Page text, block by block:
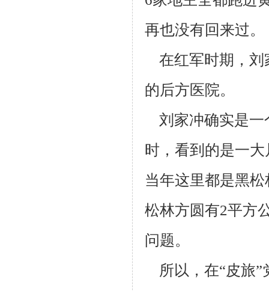
再也没有回来过。
在红军时期，刘
的后方医院。
刘家冲确实是一
时，看到的是一
当年这里都是黑松
松林方圆有2平方
问题。
所以，在“皮旅”